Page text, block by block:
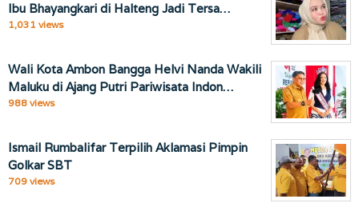
Ibu Bhayangkari di Halteng Jadi Tersa…
1,031 views
Wali Kota Ambon Bangga Helvi Nanda Wakili
Maluku di Ajang Putri Pariwisata Indon…
988 views
Ismail Rumbalifar Terpilih Aklamasi Pimpin
Golkar SBT
709 views